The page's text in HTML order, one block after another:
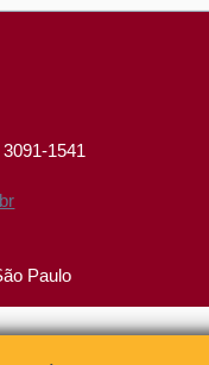
1541
Paulo